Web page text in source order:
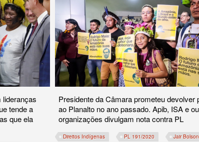
lideranças
tende a
que ela
Presidente da Câmara prometeu devolver
ao Planalto no ano passado. Apib, ISA e
organizações divulgam nota contra PL
Direitos Indígenas PL 191/2020 Jair